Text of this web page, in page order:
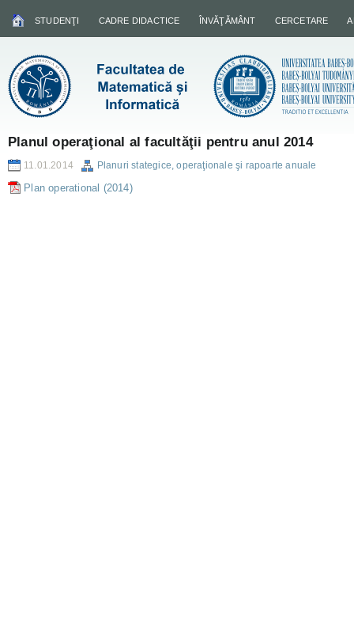
STUDENŢI CADRE DIDACTICE ÎNVĂŢĂMÂNT CERCETARE
Planul operaţional al facultăţii pentru anul 2014
11.01.2014 Planuri stategice, operaţionale şi rapoarte anuale
Plan operational (2014)